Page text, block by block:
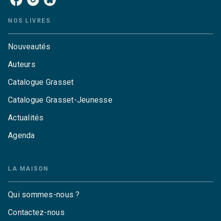
NOS LIVRES
Nouveautés
Auteurs
Catalogue Grasset
Catalogue Grasset-Jeunesse
Actualités
Agenda
LA MAISON
Qui sommes-nous ?
Contactez-nous